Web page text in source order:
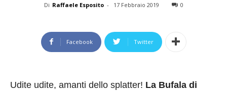
Di Raffaele Esposito - 17 Febbraio 2019 0
Facebook Twitter
Udite udite, amanti dello splatter! La Bufala di